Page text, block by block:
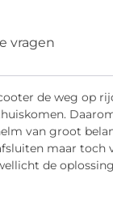
vragen
de weg op
van groot
maar toch
de